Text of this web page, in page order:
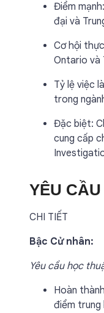
Điểm
đại và
Cơ hội
Ontario và
Tỷ lệ việc
trong
Đặc biệt:
cung cấp
YÊU
CHI TIẾT
Bậc Cử nhân:
Yêu cầu học
Hoàn
điểm trung